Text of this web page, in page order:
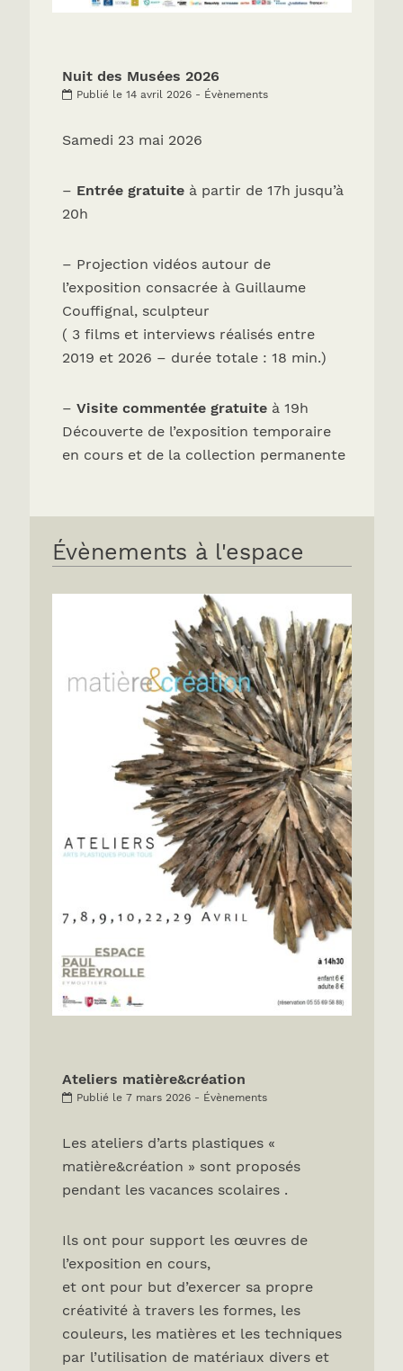
Nuit des Musées 2026
Publié le 14 avril 2026 - Évènements
Samedi 23 mai 2026
– Entrée gratuiteà partir de 17h jusqu’à
20h
– Projection vidéos autour de
l’exposition consacrée à Guillaume
Couffignal, sculpteur
( 3 films et interviews réalisés entre
2019 et 2026 – durée totale : 18 min.)
– Visite commentée gratuite à 19h
Découverte de l’exposition temporaire
en cours et de la collection permanente
Évènements à l'espace
Ateliers matière&création
Publié le 7 mars 2026 - Évènements
Les ateliers d’arts plastiques «
matière&création » sont proposés
pendant les vacances scolaires .
Ils ont pour support les œuvres de
l’exposition en cours,
et ont pour but d’exercer sa propre
créativité à travers les formes, les
couleurs, les matières et les techniques
par l’utilisation de matériaux divers et